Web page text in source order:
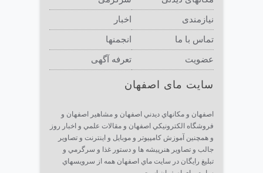
اخبار نیازمندی
انجمنها تماس با ما
تعرفه آگهی عضویت
سایت مای اصفهان
اصفهان و مكانهاي ديدني اصفهان و مشاهير اصفهان و
فروشگاه الكترونيكي اصفهان و مقالات علمي و اخبار روز
و همچنين آموزش كامپيوتر و موبايل و اينترنت و تصاوير
جالب و تصاوير هنرپيشه ها و دستور غذا و سرگرمي و
تبليغ رايگان در سايت ماي اصفهان همه از سرويسهاي